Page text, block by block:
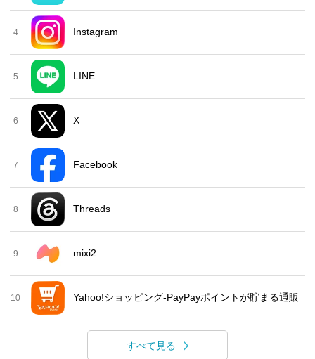
4 Instagram
5 LINE
6 X
7 Facebook
8 Threads
9 mixi2
10 Yahoo!ショッピング-PayPayポイントが貯まる通販
すべて見る